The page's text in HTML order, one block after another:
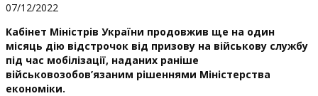
07/12/2022
Кабінет Міністрів України продовжив ще на один
місяць дію відстрочок від призову на військову службу
під час мобілізації, наданих раніше
військовозобов’язаним рішеннями Міністерства
економіки.